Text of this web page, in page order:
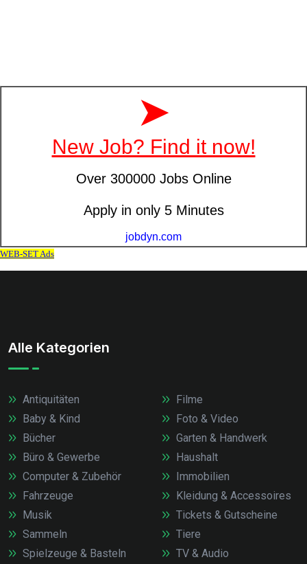
Alle Kategorien
Antiquitäten
Baby & Kind
Bücher
Büro & Gewerbe
Computer & Zubehör
Fahrzeuge
Filme
Foto & Video
Garten & Handwerk
Haushalt
Immobilien
Kleidung & Accessoires
Musik
Sammeln
Spielzeuge & Basteln
Tickets & Gutscheine
Tiere
TV & Audio